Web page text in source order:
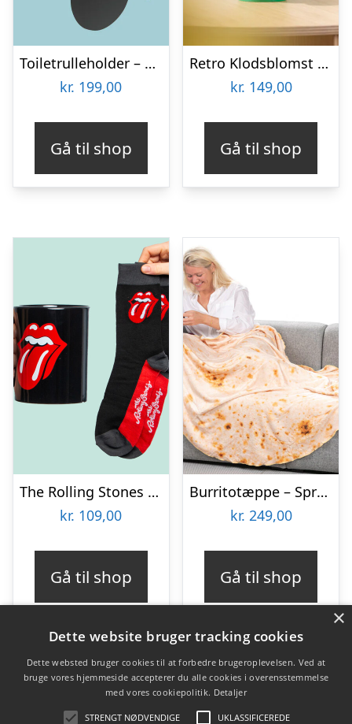
Toiletrulleholder – Liggende får
kr. 199,00
Gå til shop
Retro Klodsblomst – Mellem
kr. 149,00
Gå til shop
The Rolling Stones Krus & Strømper Gavesæt
kr. 109,00
Gå til shop
Burritotæppe – Spralla
kr. 249,00
Gå til shop
Varekategorier
Produkter
×
Dette website bruger tracking cookies
Dette websted bruger cookies til at forbedre brugeroplevelsen. Ved at
bruge vores hjemmeside accepterer du alle cookies i overensstemmelse
med vores cookiepolitik. Detaljer
STRENGT NØDVENDIGE UKLASSIFICEREDE